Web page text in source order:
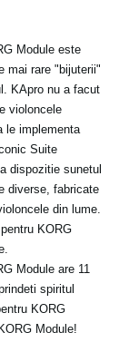
Module este
mai rare "bijuterii"
KApro nu a facut
violoncele
le implementa
Suite
dispozitie sunetul
diverse, fabricate
din lume.
KORG
Module are 11
spiritul
KORG
Module!